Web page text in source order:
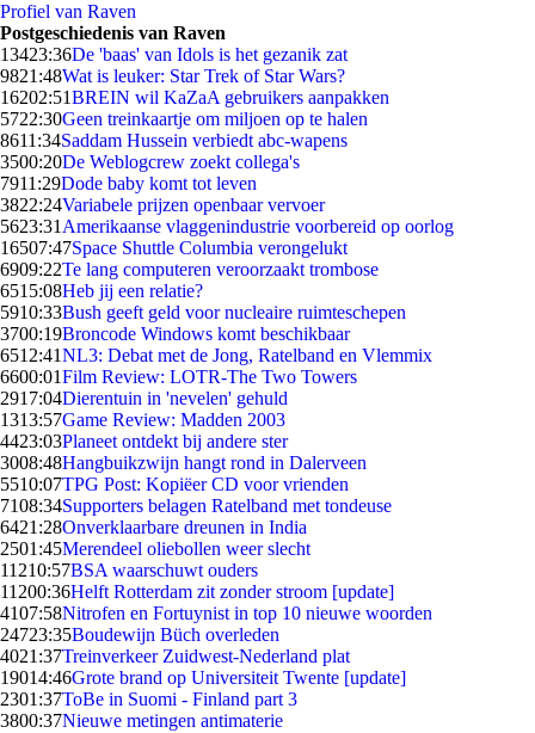
Profiel van Raven
Postgeschiedenis van Raven
13423:36De 'baas' van Idols is het gezanik zat
9821:48Wat is leuker: Star Trek of Star Wars?
16202:51BREIN wil KaZaA gebruikers aanpakken
5722:30Geen treinkaartje om miljoen op te halen
8611:34Saddam Hussein verbiedt abc-wapens
3500:20De Weblogcrew zoekt collega's
7911:29Dode baby komt tot leven
3822:24Variabele prijzen openbaar vervoer
5623:31 Amerikaanse vlaggenindustrie voorbereid op oorlog
16507:47Space Shuttle Columbia verongelukt
6909:22Te lang computeren veroorzaakt trombose
6515:08Heb jij een relatie?
5910:33Bush geeft geld voor nucleaire ruimteschepen
3700:19Broncode Windows komt beschikbaar
6512:41NL3: Debat met de Jong, Ratelband en Vlemmix
6600:01Film Review: LOTR-The Two Towers
2917:04Dierentuin in 'nevelen' gehuld
1313:57Game Review: Madden 2003
4423:03Planeet ontdekt bij andere ster
3008:48Hangbuikzwijn hangt rond in Dalerveen
5510:07TPG Post: Kopiëer CD voor vrienden
7108:34Supporters belagen Ratelband met tondeuse
6421:28Onverklaarbare dreunen in India
2501:45Merendeel oliebollen weer slecht
11210:57BSA waarschuwt ouders
11200:36Helft Rotterdam zit zonder stroom [update]
4107:58Nitrofen en Fortuynist in top 10 nieuwe woorden
24723:35Boudewijn Büch overleden
4021:37Treinverkeer Zuidwest-Nederland plat
19014:46Grote brand op Universiteit Twente [update]
2301:37ToBe in Suomi - Finland part 3
3800:37Nieuwe metingen antimaterie